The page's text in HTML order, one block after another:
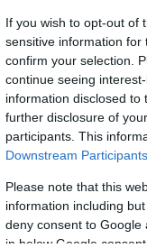
If you wish to opt-out of
sensitive information
confirm your selection.
continue seeing
information disclosed
further disclosure of
participants. This
Downstream Participants
Please note that this
information including
deny consent to
in below Google consent